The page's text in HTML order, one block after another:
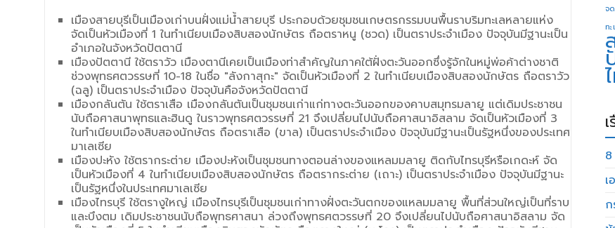
เมืองสายบุรีเป็นเมืองเก่าบนฝั่งแม่น้ำสายบุรี ประกอบด้วยชุมชนเกษตรกรรมบนพื้นราบริมทะเลหลายแห่ง
จัดเป็นหัวเมืองที่ 1 ในทำเนียบเมืองสิบสองนักษัตร ถือตราหนู (ชวด) เป็นตราประจำเมือง ปัจจุบันมีฐานะเป็น
อำเภอในจังหวัดปัตตานี
เมืองปัตตานี ใช้ตราวัว เมืองตานีเคยเป็นเมืองท่าสำคัญในภาคใต้ฝั่งตะวันออกซึ่งรู้จักในหมู่พ่อค้าต่างชาติ
ช่วงพุทธศตวรรษที่ 10-18 ในชื่อ "ลังกาสุกะ" จัดเป็นหัวเมืองที่ 2 ในทำเนียบเมืองสิบสองนักษัตร ถือตราวัว
(ฉลู) เป็นตราประจำเมือง ปัจจุบันคือจังหวัดปัตตานี
เมืองกลันตัน ใช้ตราเสือ เมืองกลันตันเป็นชุมชนเก่าแก่ทางตะวันออกของคาบสมุทรมลายู แต่เดิมประชาชน
นับถือศาสนาพุทธและฮินดู ในราวพุทธศตวรรษที่ 21 จึงเปลี่ยนไปนับถือศาสนาอิสลาม จัดเป็นหัวเมืองที่ 3
ในทำเนียบเมืองสิบสองนักษัตร ถือตราเสือ (ขาล) เป็นตราประจำเมือง ปัจจุบันมีฐานะเป็นรัฐหนึ่งของประเทศ
มาเลเซีย
เมืองปะหัง ใช้ตรากระต่าย เมืองปะหังเป็นชุมชนทางตอนล่างของแหลมมลายู ติดกับไทรบุรีหรือเกดะห์ จัด
เป็นหัวเมืองที่ 4 ในทำเนียบเมืองสิบสองนักษัตร ถือตรากระต่าย (เถาะ) เป็นตราประจำเมือง ปัจจุบันมีฐานะ
เป็นรัฐหนึ่งในประเทศมาเลเซีย
เมืองไทรบุรี ใช้ตรางูใหญ่ เมืองไทรบุรีเป็นชุมชนเก่าทางฝั่งตะวันตกของแหลมมลายู พื้นที่ส่วนใหญ่เป็นที่ราบ
และบึงตม เดิมประชาชนนับถือพุทธศาสนา ล่วงถึงพุทธศตวรรษที่ 20 จึงเปลี่ยนไปนับถือศาสนาอิสลาม จัด
จ
ท
ก